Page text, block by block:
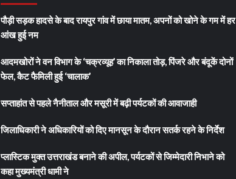
पौड़ी सड़क हादसे के बाद रायपुर गांव में छाया मातम, अपनों को खोने के गम में हर
आंख हुई नम
आदमखोरों ने वन विभाग के ‘चक्रव्यूह’ का निकाला तोड़, पिंजरे और बंदूकें दोनों
फेल, कैट फैमिली हुई ‘चालाक’
सप्ताहांत से पहले नैनीताल और मसूरी में बढ़ी पर्यटकों की आवाजाही
जिलाधिकारी ने अधिकारियों को दिए मानसून के दौरान सतर्क रहने के निर्देश
प्लास्टिक मुक्त उत्तराखंड बनाने की अपील, पर्यटकों से जिम्मेदारी निभाने को
कहा मुख्यमंत्री धामी ने